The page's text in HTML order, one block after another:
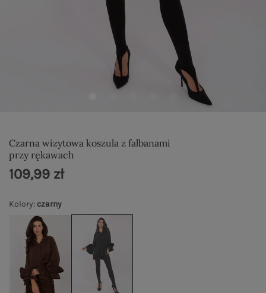
Czarna wizytowa koszula z falbanami
przy rękawach
Kolory: czarny
109,99 zł